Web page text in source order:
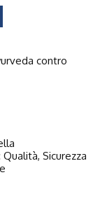
contro
Sicurezza